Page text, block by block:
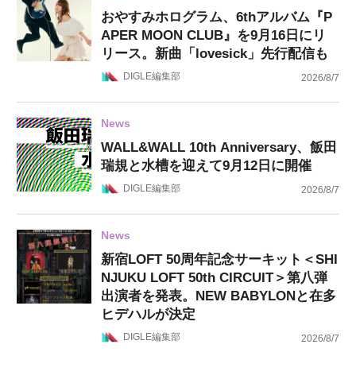
おやすみホログラム、6thアルバム『P
APER MOON CLUB』を9月16日にリ
リース。新曲「lovesick」先行配信も
DIGLE編集部 2026/8/7
News
WALL&WALL 10th Anniversary、飯田
瑞規と水槽を迎えて9月12日に開催
DIGLE編集部 2026/8/7
News
新宿LOFT 50周年記念サーキット＜SHI
NJUKU LOFT 50th CIRCUIT＞第八弾
出演者を発表。NEW BABYLONと在多
ヒデハルが決定
DIGLE編集部 2026/8/7